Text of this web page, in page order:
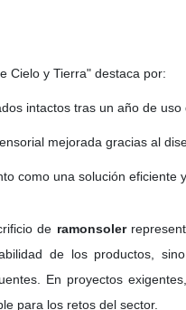
Cielo y Tierra" destaca por:
intactos tras un año de uso
mejorada gracias al
como una solución eficiente
de ramonsoler
de los productos,
En proyectos
para los retos del sector.